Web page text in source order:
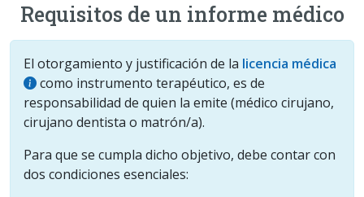
Requisitos de un informe médico
El otorgamiento y justificación de la licencia médica
como instrumento terapéutico, es de
responsabilidad de quien la emite (médico cirujano,
cirujano dentista o matrón/a).
Para que se cumpla dicho objetivo, debe contar con
dos condiciones esenciales: